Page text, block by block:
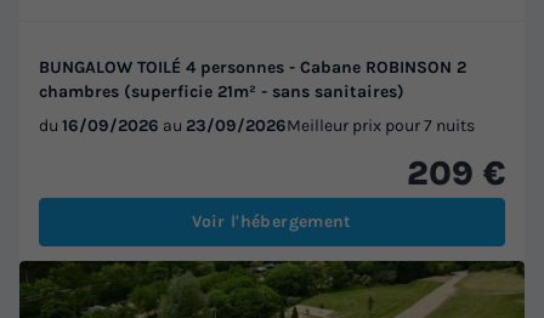
BUNGALOW TOILÉ 4 personnes - Cabane ROBINSON 2
chambres (superficie 21m² - sans sanitaires)
du 16/09/2026 au 23/09/2026Meilleur prix pour 7 nuits
209 €
Voir l'hébergement